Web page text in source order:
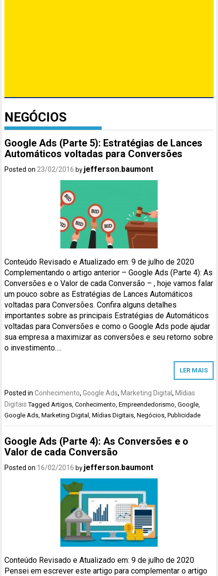
NEGÓCIOS
Google Ads (Parte 5): Estratégias de Lances
Automáticos voltadas para Conversões
Posted on23/02/2016 by jefferson.baumont
Conteúdo Revisado e Atualizado em: 9 de julho de 2020
Complementando o artigo anterior – Google Ads (Parte 4): As
Conversões e o Valor de cada Conversão – , hoje vamos falar
um pouco sobre as Estratégias de Lances Automáticos
voltadas para Conversões. Confira alguns detalhes
importantes sobre as principais Estratégias de Automáticos
voltadas para Conversões e como o Google Ads pode ajudar
sua empresa a maximizar as conversões e seu retorno sobre
o investimento….
LER MAIS
Posted inConhecimento,Google Ads, Marketing Digital, Mídias
Digitais TaggedArtigos,Conhecimento,Empreendedorismo,Google,
Google Ads,Marketing Digital,Mídias Digitais,Negócios,Publicidade
Google Ads (Parte 4): As Conversões e o
Valor de cada Conversão
Posted on 16/02/2016 by jefferson.baumont
Conteúdo Revisado e Atualizado em: 9 de julho de 2020
Pensei em escrever este artigo para complementar o artigo